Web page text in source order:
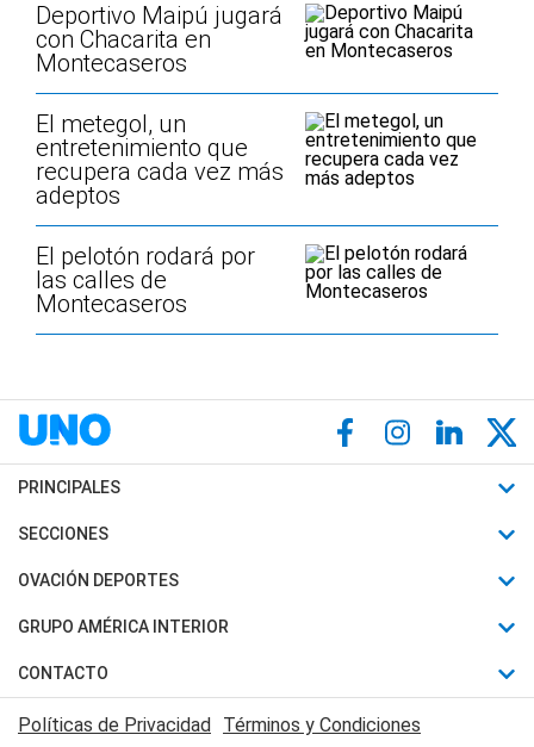
Deportivo Maipú jugará
con Chacarita en
Montecaseros
El metegol, un
entretenimiento que
recupera cada vez más
adeptos
El pelotón rodará por
las calles de
Montecaseros
PRINCIPALES
Últimas Noticias
Política
Judiciales
Economia
SECCIONES
Horóscopo
Motores
Trucos caseros
Series y Películas
OVACIÓN DEPORTES
Fútbol
Mundial
Automovilismo
Rugby
GRUPO AMÉRICA INTERIOR
Canal 7 en Vivo
CONTACTO
Acerca de Nosotros
Políticas de Privacidad Términos y Condiciones